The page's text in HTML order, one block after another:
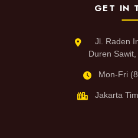
GET IN
Jl. Raden
Duren
Mon-Fri
Jakarta